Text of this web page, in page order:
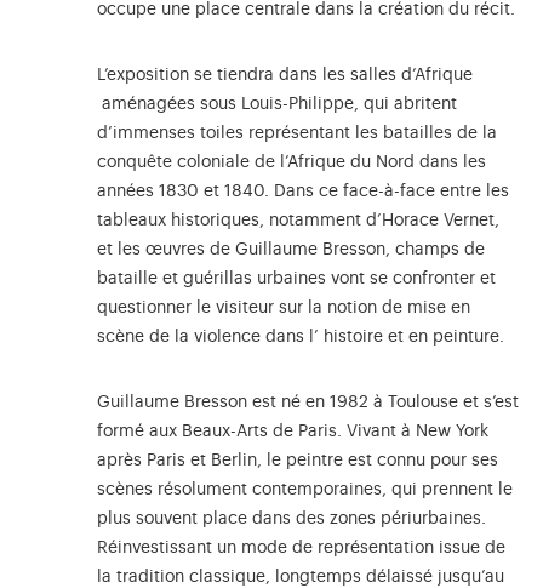
occupe une place centrale dans la création du récit.
L’exposition se tiendra dans les salles d’Afrique
aménagées sous Louis-Philippe, qui abritent
d’immenses toiles représentant les batailles de la
conquête coloniale de l’Afrique du Nord dans les
années 1830 et 1840. Dans ce face-à-face entre les
tableaux historiques, notamment d’Horace Vernet,
et les œuvres de Guillaume Bresson, champs de
bataille et guérillas urbaines vont se confronter et
questionner le visiteur sur la notion de mise en
scène de la violence dans l’ histoire et en peinture.
Guillaume Bresson est né en 1982 à Toulouse et s’est
formé aux Beaux-Arts de Paris. Vivant à New York
après Paris et Berlin, le peintre est connu pour ses
scènes résolument contemporaines, qui prennent le
plus souvent place dans des zones périurbaines.
Réinvestissant un mode de représentation issue de
la tradition classique, longtemps délaissé jusqu’au